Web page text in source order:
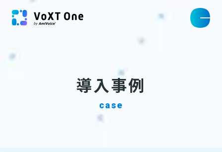
導入事例
case